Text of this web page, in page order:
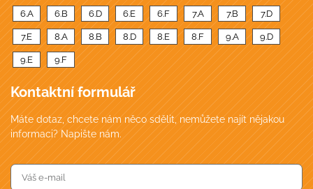
6.A 6.B 6.D 6.E 6.F 7.A 7.B 7.D
7.E 8.A 8.B 8.D 8.E 8.F 9.A 9.D
9.E 9.F
Kontaktní formulář
Máte dotaz, chcete nám něco sdělit, nemůžete najít nějakou
informaci? Napište nám.